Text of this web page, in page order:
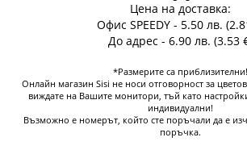
Цена на доставка:
Офис SPEEDY - 5.50 лв.
До адрес - 6.90 лв. (3.53
*Размерите са приблизителни!
Онлайн магазин Sisi не носи отговорност за
виждате на Вашите монитори, тъй като
индивидуални!
Възможно е номерът, който сте поръчали да е
поръчка.